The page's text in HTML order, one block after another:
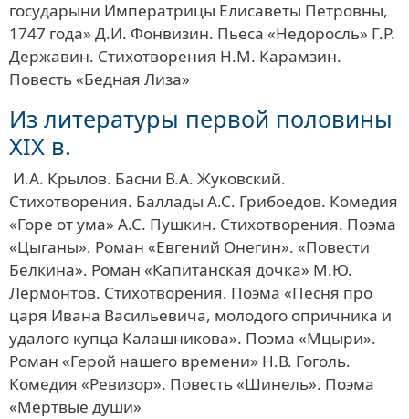
государыни Императрицы Елисаветы Петровны,
1747 года» Д.И. Фонвизин. Пьеса «Недоросль» Г.Р.
Державин. Стихотворения Н.М. Карамзин.
Повесть «Бедная Лиза»
Из литературы первой половины
XIX в.
И.А. Крылов. Басни В.А. Жуковский.
Стихотворения. Баллады А.С. Грибоедов. Комедия
«Горе от ума» А.С. Пушкин. Стихотворения. Поэма
«Цыганы». Роман «Евгений Онегин». «Повести
Белкина». Роман «Капитанская дочка» М.Ю.
Лермонтов. Стихотворения. Поэма «Песня про
царя Ивана Васильевича, молодого опричника и
удалого купца Калашникова». Поэма «Мцыри».
Роман «Герой нашего времени» Н.В. Гоголь.
Комедия «Ревизор». Повесть «Шинель». Поэма
«Мертвые души»